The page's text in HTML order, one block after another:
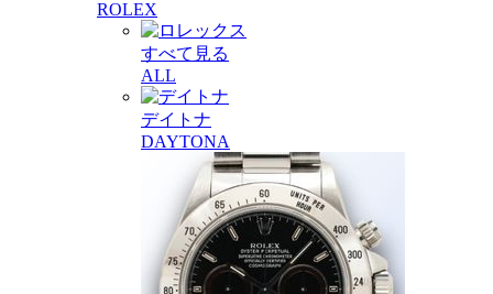
ROLEX
すべて見る
ALL
デイトナ
DAYTONA